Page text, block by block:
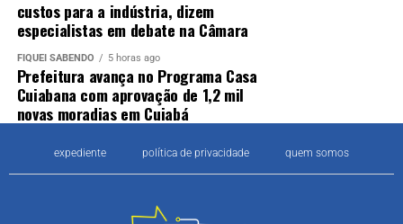
custos para a indústria, dizem
especialistas em debate na Câmara
FIQUEI SABENDO 5 horas ago
Prefeitura avança no Programa Casa
Cuiabana com aprovação de 1,2 mil
novas moradias em Cuiabá
expediente política de privacidade quem somos